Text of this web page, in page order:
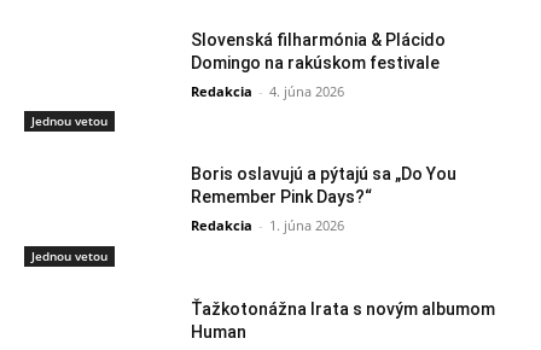
Jednou vetou
Slovenská filharmónia & Plácido
Domingo na rakúskom festivale
Redakcia - 4. júna 2026
Jednou vetou
Boris oslavujú a pýtajú sa „Do You
Remember Pink Days?“
Redakcia - 1. júna 2026
Ťažkotonážna Irata s novým albumom
Human